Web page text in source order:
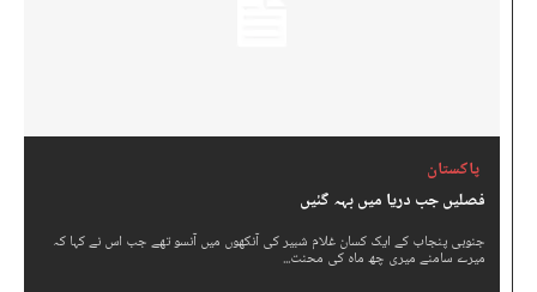
پاکستان
فصلیں جب دریا میں بہہ گئیں
جنوبی پنجاب کے ایک کسان غلام شبیر کی آنکھوں میں آنسو تھے جب اس نے کہا کہ
میرے سامنے میری چھ ماہ کی محنت...